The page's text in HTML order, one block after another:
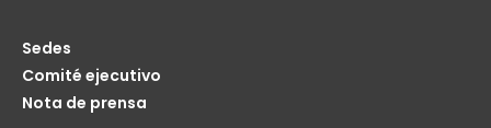
Sedes
Comité ejecutivo
Nota de prensa